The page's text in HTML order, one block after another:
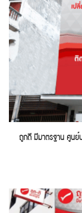
ถูกดี มีมาตรฐาน ศูนย์